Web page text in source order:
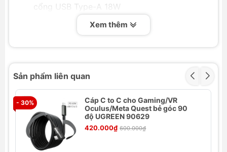
cổng USB Type-A 18W
Đầu vào: 100-240V ~ 50/60Hz 1.2A Max
Đầu ra: (5V/3A, 9V/2A, 12V/1.5A)*2
Kích thước: 70*63*29 mm
Tính năng nổi bật
Sạc nhanh 36W:Sạc hai thiết bị cùng lúc với
công suất lên đến 18W mỗi cổng.
Hai cổng USB Type-A:
Xem thêm
Sản phẩm liên quan
- 30%
Cáp C to C cho Gaming/VR
Oculus/Meta Quest bẻ góc 90
độ UGREEN 90629
420.000₫ 600.000₫